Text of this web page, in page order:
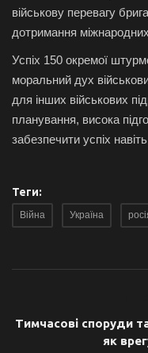
військову перевагу
дотримання
Успіх 150 окремої
моральний дух
для інших військових
планування, висока
забезпечити успіх
Теги:
Війна Україна
Тимчасові споруди
як